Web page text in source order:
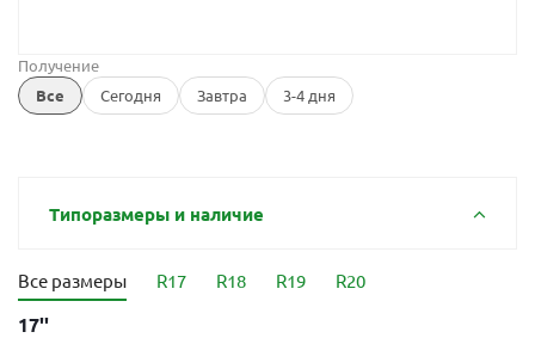
Получение
Все
Сегодня Завтра 3-4 дня
Типоразмеры и наличие
Все размеры R17 R18 R19 R20
17''